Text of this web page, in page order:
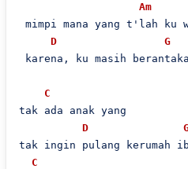
Am
mimpi mana yang t'lah ku
D
G
karena, ku masih
C
tak ada anak yang
D
tak ingin pulang kerumah
C